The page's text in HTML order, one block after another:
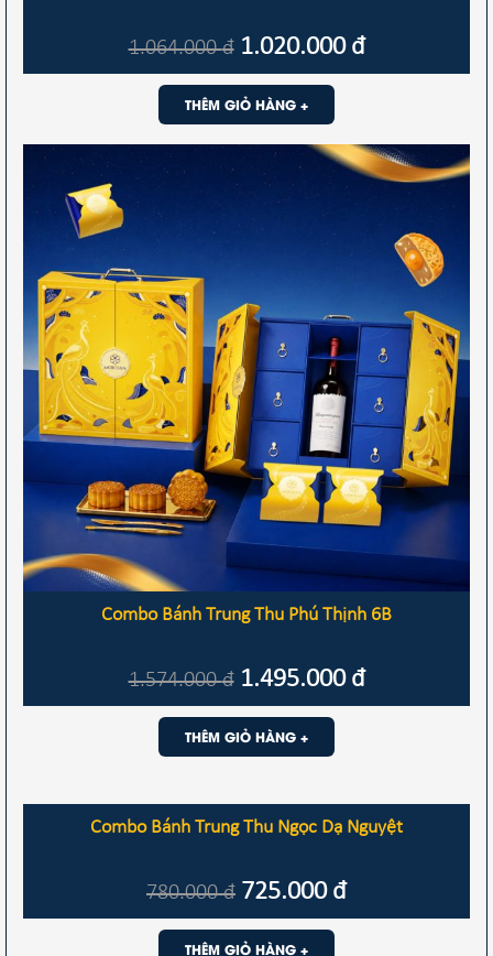
1.064.000đ 1.020.000 đ
THÊM GIỎ HÀNG +
Combo Bánh Trung Thu Phú Thịnh 6B
1.574.000đ 1.495.000 đ
THÊM GIỎ HÀNG +
Combo Bánh Trung Thu Ngọc Dạ Nguyệt
780.000đ 725.000 đ
THÊM GIỎ HÀNG +